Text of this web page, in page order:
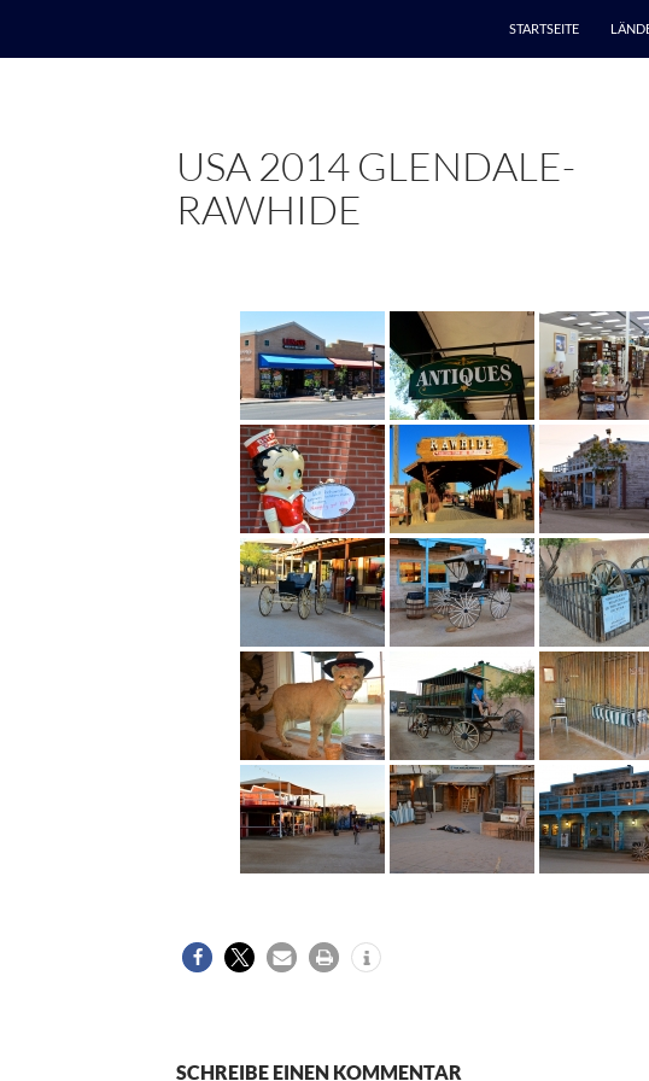
STARTSEITE
USA 2014 GLENDALE-
RAWHIDE
SCHREIBE EINEN KOMMENTAR